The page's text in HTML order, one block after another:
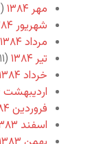
مهر ۱۳۸۴
(۶)
شهریور ۱۳۸۴
مرداد ۱۳۸۴
تیر ۱۳۸۴
(۱۱)
خرداد ۱۳۸۴
اردیبهشت ۱۳۸۴
فروردین ۱۳۸۴
اسفند ۱۳۸۳